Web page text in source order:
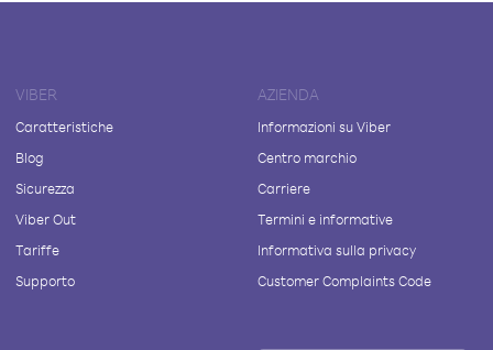
VIBER
Caratteristiche
Blog
Sicurezza
Viber Out
Tariffe
Supporto
AZIENDA
Informazioni su Viber
Centro marchio
Carriere
Termini e informative
Informativa sulla privacy
Customer Complaints Code